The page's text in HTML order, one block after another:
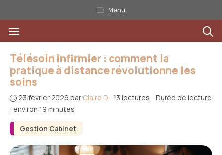
au
contenu
Menu
Menu
Gestion Cabinet
Télésoin infirmier : comment la
pratique à distance révolutionne les
soins
23 février 2026 par Claire D. · 13 lectures · Durée de lecture
: environ 19 minutes